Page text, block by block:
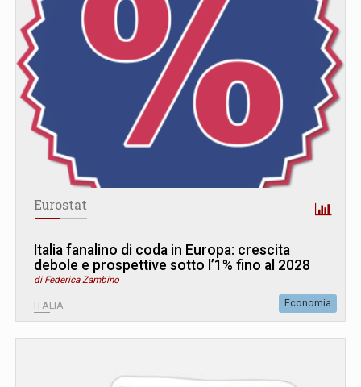
Eurostat
Italia fanalino di coda in Europa: crescita
debole e prospettive sotto l’1% fino al 2028
di Federica Zambino
ITALIA Economia